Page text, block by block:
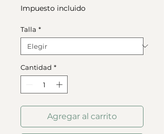
Impuesto incluido
Talla *
Cantidad *
Agregar al carrito